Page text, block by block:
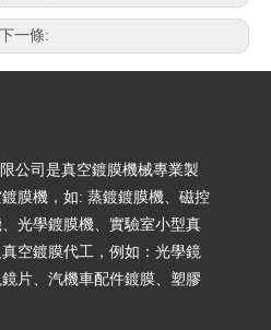
下一條:
公司是真空鍍膜機械專業製
膜機，如: 蒸鍍鍍膜機、磁控
光學鍍膜機、實驗室小型真
空鍍膜代工，例如：光學鏡
片、汽機車配件鍍膜、塑膠